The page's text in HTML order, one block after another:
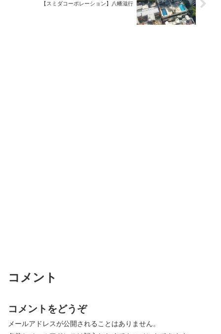
【スミダコーポレーション】八幡滋行
コメント
コメントをどうぞ
メールアドレスが公開されることはありません。